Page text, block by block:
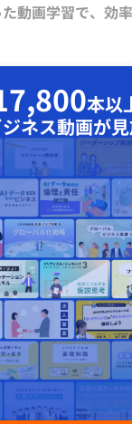
動画学習で、効
本以
ジネス動画が